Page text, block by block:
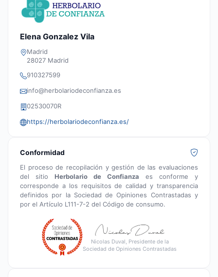
Elena Gonzalez Vila
Madrid
28027 Madrid
910327599
info@herbolariodeconfianza.es
02530070R
https://herbolariodeconfianza.es/
Conformidad
El proceso de recopilación y gestión de las evaluaciones
del sitio Herbolario de Confianza es conforme y
corresponde a los requisitos de calidad y transparencia
definidos por la Sociedad de Opiniones Contrastadas y
por el Artículo L111-7-2 del Código de consumo.
Nicolas Duval, Presidente de la
Sociedad de Opiniones Contrastadas